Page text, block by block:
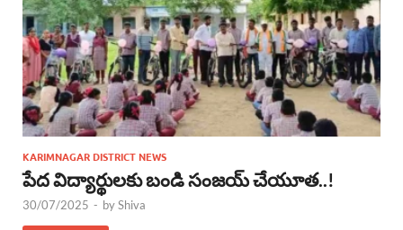
KARIMNAGAR DISTRICT NEWS
పేద విద్యార్థులకు బండి సంజయ్ చేయూత..!
30/07/2025 - byShiva